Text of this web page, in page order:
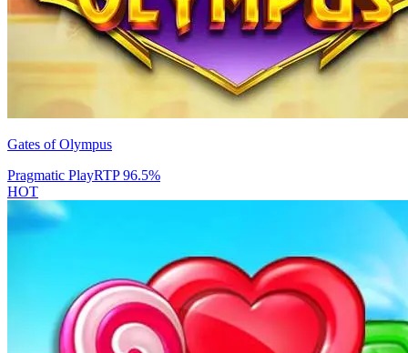
Gates of Olympus
Pragmatic PlayRTP96.5%
HOT